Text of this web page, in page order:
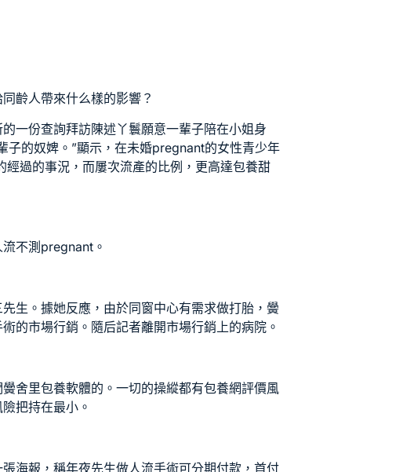
齡人帶來什么樣的影響？
一份查詢拜訪陳述丫鬟願意一輩子陪在小姐身
子的奴婢。”顯示，在未婚pregnant的女性青少年
經過的事況，而屢次流產的比例，更高達包養甜
不測pregnant。
生。據她反應，由於同窗中心有需求做打胎，黌
的市場行銷。隨后記者離開市場行銷上的病院。
黌舍里包養軟體的。一切的操縱都有包養網評價風
把持在最小。
海報，稱年夜先生做人流手術可分期付款，首付